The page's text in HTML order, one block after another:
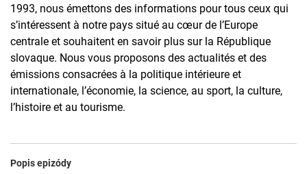
1993, nous émettons des informations pour tous ceux qui
s’intéressent à notre pays situé au cœur de l’Europe
centrale et souhaitent en savoir plus sur la République
slovaque. Nous vous proposons des actualités et des
émissions consacrées à la politique intérieure et
internationale, l’économie, la science, au sport, la culture,
l’histoire et au tourisme.
Popis epizódy